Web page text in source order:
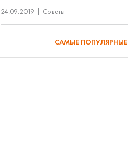
24.09.2019 Советы
САМЫЕ ПОПУЛЯРНЫЕ